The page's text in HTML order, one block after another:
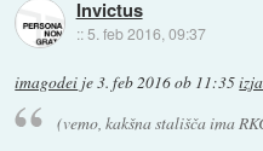
Invictus
:: 5. feb 2016, 09:37
imagodei je3. feb 2016 ob 11:35
(vemo, kakšna stališča ima